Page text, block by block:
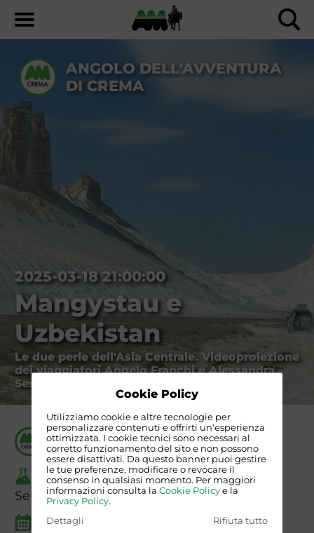
Cookie Policy
Utilizziamo cookie e altre tecnologie per
personalizzare contenuti e offrirti un'esperienza
ottimizzata. I cookie tecnici sono necessari al
corretto funzionamento del sito e non possono
essere disattivati. Da questo banner puoi gestire
le tue preferenze, modificare o revocare il
consenso in qualsiasi momento. Per maggiori
informazioni consulta la Cookie Policye la
Privacy Policy.
Dettagli
Rifiuta tutto
ANGOLO DELL'AVVENTURA
DI CREMA
2025-03-18 21:00:00
Mangystau e
Uzbekistan
Le due perle dell'Asia Centrale. Videoproiezione
dei viaggiatori Angelo Franchi e Alessandra
Sesia
ORGANIZZATO DA
Angolo dell'Avventura di Crema
TIPO
Serata
INIZIO E FINE